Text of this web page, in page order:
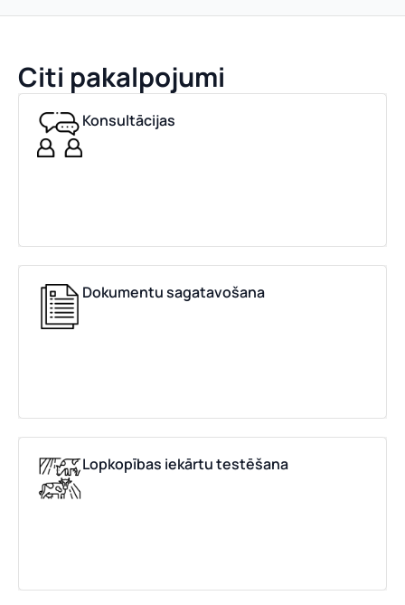
Citi pakalpojumi
Konsultācijas
Dokumentu sagatavošana
Lopkopības iekārtu testēšana